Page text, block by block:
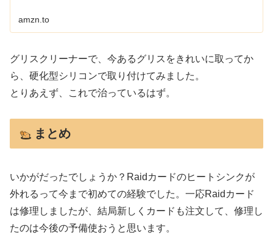
amzn.to
グリスクリーナーで、今あるグリスをきれいに取ってか
ら、硬化型シリコンで取り付けてみました。
とりあえず、これで治っているはず。
まとめ
いかがだったでしょうか？Raidカードのヒートシンクが
外れるって今まで初めての経験でした。一応Raidカード
は修理しましたが、結局新しくカードも注文して、修理し
たのは今後の予備使おうと思います。